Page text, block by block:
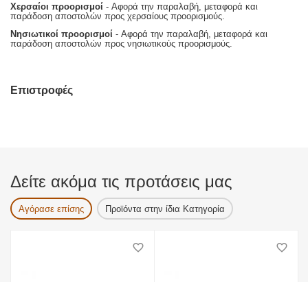
Χερσαίοι προορισμοί - Αφορά την παραλαβή, μεταφορά και
παράδοση αποστολών προς χερσαίους προορισμούς.
Νησιωτικοί προορισμοί - Αφορά την παραλαβή, μεταφορά και
παράδοση αποστολών προς νησιωτικούς προορισμούς.
Επιστροφές
Δείτε ακόμα τις προτάσεις μας
Αγόρασε επίσης Προϊόντα στην ίδια Κατηγορία